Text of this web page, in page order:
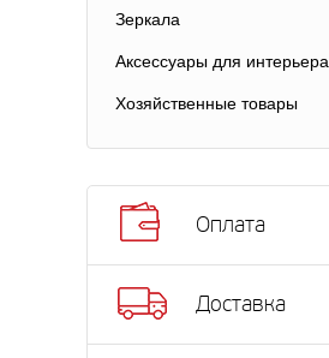
Зеркала
Аксессуары для интерьера
Хозяйственные товары
Оплата
Доставка